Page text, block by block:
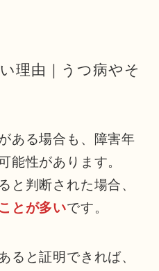
理由｜うつ病やそ
ある場合も、障害年
能性があります。
と判断された場合、
とが多いです。
ると証明できれば、